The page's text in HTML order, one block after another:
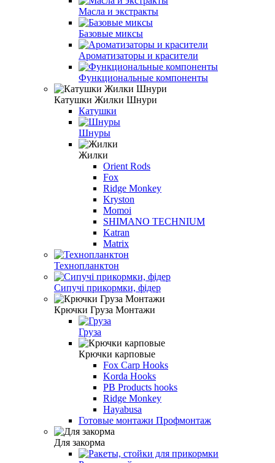
Масла и экстракты
Базовые миксы
Ароматизаторы и красители
Функциональные компоненты
Катушки Жилки Шнури
Катушки
Шнуры
Жилки
Orient Rods
Fox
Ridge Monkey
Kryston
Momoi
SHIMANO TECHNIUM
Katran
Matrix
Технопланктон
Сипучі прикормки, фідер
Крючки Груза Монтажи
Груза
Крючки карповые
Fox Carp Hooks
Korda Hooks
PB Products hooks
Ridge Monkey
Hayabusa
Готовые монтажи Профмонтаж
Для закорма